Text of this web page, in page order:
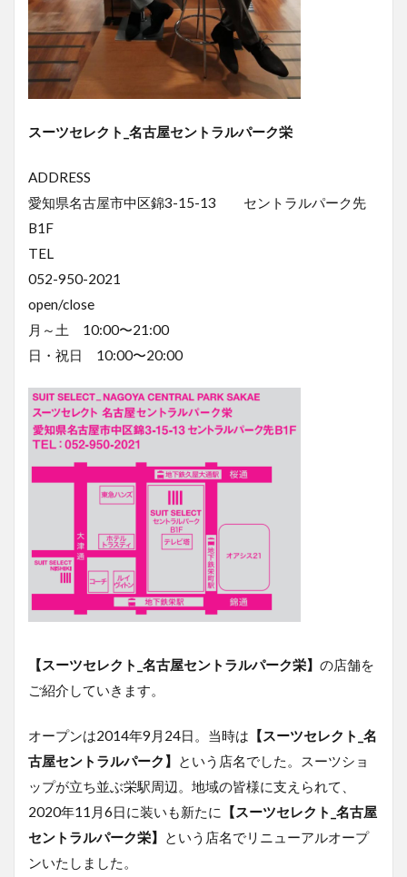
スーツセレクト_名古屋セントラルパーク栄
ADDRESS
愛知県名古屋市中区錦3-15-13 セントラルパーク先
B1F
TEL
052-950-2021
open/close
月～土 10:00〜21:00
日・祝日 10:00〜20:00
【スーツセレクト_名古屋セントラルパーク栄】 の店舗を
ご紹介していきます。
オープンは2014年9月24日。当時は 【スーツセレクト_名
古屋セントラルパーク】
という店名でした。スーツショ
ップが立ち並ぶ栄駅周辺。地域の皆様に支えられて、
2020年11月6日に装いも新たに
【スーツセレクト_名古屋
セントラルパーク栄】
という店名でリニューアルオープ
ンいたしました。